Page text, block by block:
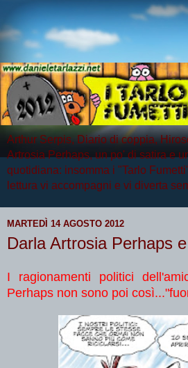
Arthur Serpis, Diario di coppia,
Artrosia Perhaps, un po' di satira e
quotidiana: insomma i "Tarlo
lettura vi accompagni e vi diverta
MARTEDÌ 14 AGOSTO 2012
Darla Artrosia Perhaps
I ragionamenti politici
Perhaps non sono poi